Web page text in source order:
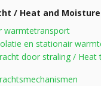
/ Heat and
warmtetransport
en stationair
door straling / Heat